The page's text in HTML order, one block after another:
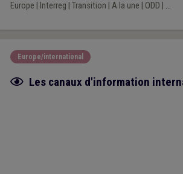
Europe Interreg Transition A la une ODD ...
Europe/international
Fiche focus
Les canaux d'information